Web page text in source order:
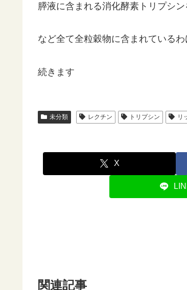
膵液に含まれる消化酵素トリプシ
など全て全粒穀物に含まれているわ
続きます
未分類 レクチン トリプシン リ
X
関連記事